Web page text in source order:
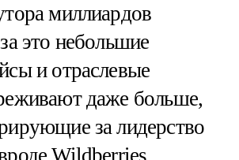
миллиардов
это небольшие
и отраслевые
даже больше,
за лидерство
Wildberries,